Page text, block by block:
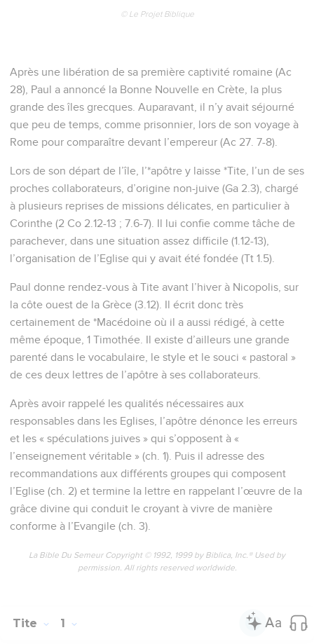
© Le Projet Biblique
Après une libération de sa première captivité romaine (Ac
28), Paul a annoncé la Bonne Nouvelle en Crète, la plus
grande des îles grecques. Auparavant, il n’y avait séjourné
que peu de temps, comme prisonnier, lors de son voyage à
Rome pour comparaître devant l’empereur (Ac 27. 7-8).
Lors de son départ de l’île, l’*apôtre y laisse *Tite, l’un de ses
proches collaborateurs, d’origine non-juive (Ga 2.3), chargé
à plusieurs reprises de missions délicates, en particulier à
Corinthe (2 Co 2.12-13 ; 7.6-7). Il lui confie comme tâche de
parachever, dans une situation assez difficile (1.12-13),
l’organisation de l’Eglise qui y avait été fondée (Tt 1.5).
Paul donne rendez-vous à Tite avant l’hiver à Nicopolis, sur
la côte ouest de la Grèce (3.12). Il écrit donc très
certainement de *Macédoine où il a aussi rédigé, à cette
même époque, 1 Timothée. Il existe d’ailleurs une grande
parenté dans le vocabulaire, le style et le souci « pastoral »
de ces deux lettres de l’apôtre à ses collaborateurs.
Après avoir rappelé les qualités nécessaires aux
responsables dans les Eglises, l’apôtre dénonce les erreurs
et les « spéculations juives » qui s’opposent à «
l’enseignement véritable » (ch. 1). Puis il adresse des
recommandations aux différents groupes qui composent
l’Eglise (ch. 2) et termine la lettre en rappelant l’œuvre de la
grâce divine qui conduit le croyant à vivre de manière
conforme à l’Evangile (ch. 3).
La Bible Du Semeur Copyright © 1992, 1999 by Biblica, Inc.® Used by
permission. All rights reserved worldwide.
Tite 1